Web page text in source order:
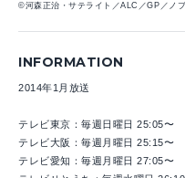
©河森正治・サテライト／ALC／GP／ノ
INFORMATION
2014年1月放送
テレビ東京：毎週日曜日 25:05〜
テレビ大阪：毎週月曜日 25:15〜
テレビ愛知：毎週月曜日 27:05〜